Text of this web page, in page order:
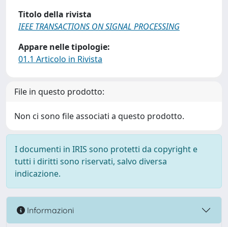
Titolo della rivista
IEEE TRANSACTIONS ON SIGNAL PROCESSING
Appare nelle tipologie:
01.1 Articolo in Rivista
File in questo prodotto:
Non ci sono file associati a questo prodotto.
I documenti in IRIS sono protetti da copyright e
tutti i diritti sono riservati, salvo diversa
indicazione.
Informazioni